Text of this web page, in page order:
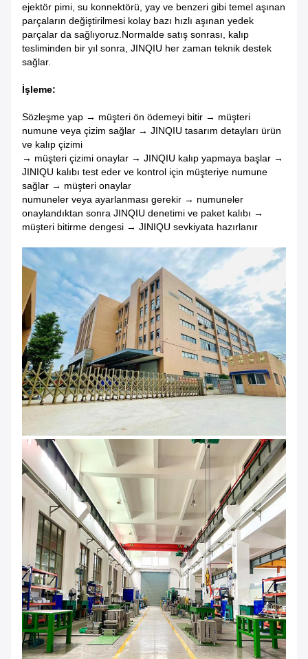
ejektör pimi, su konnektörü, yay ve benzeri gibi temel aşınan
parçaların değiştirilmesi kolay bazı hızlı aşınan yedek
parçalar da sağlıyoruz.Normalde satış sonrası, kalıp
tesliminden bir yıl sonra, JINQIU her zaman teknik destek
sağlar.
İşleme:
Sözleşme yap → müşteri ön ödemeyi bitir → müşteri
numune veya çizim sağlar → JINQIU tasarım detayları ürün
ve kalıp çizimi
→ müşteri çizimi onaylar → JINQIU kalıp yapmaya başlar →
JINIQU kalıbı test eder ve kontrol için müşteriye numune
sağlar → müşteri onaylar
numuneler veya ayarlanması gerekir → numuneler
onaylandıktan sonra JINQIU denetimi ve paket kalıbı →
müşteri bitirme dengesi → JINIQU sevkiyata hazırlanır